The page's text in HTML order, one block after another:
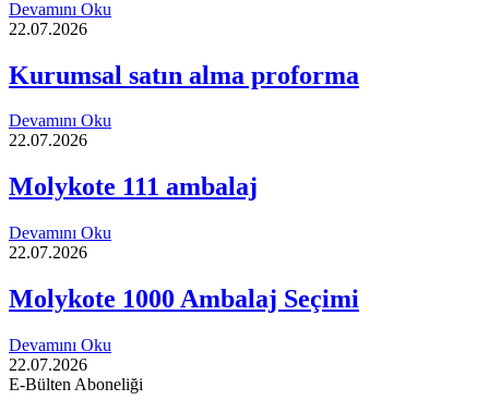
Devamını Oku
22.07.2026
Kurumsal satın alma proforma
Devamını Oku
22.07.2026
Molykote 111 ambalaj
Devamını Oku
22.07.2026
Molykote 1000 Ambalaj Seçimi
Devamını Oku
22.07.2026
E-Bülten Aboneliği